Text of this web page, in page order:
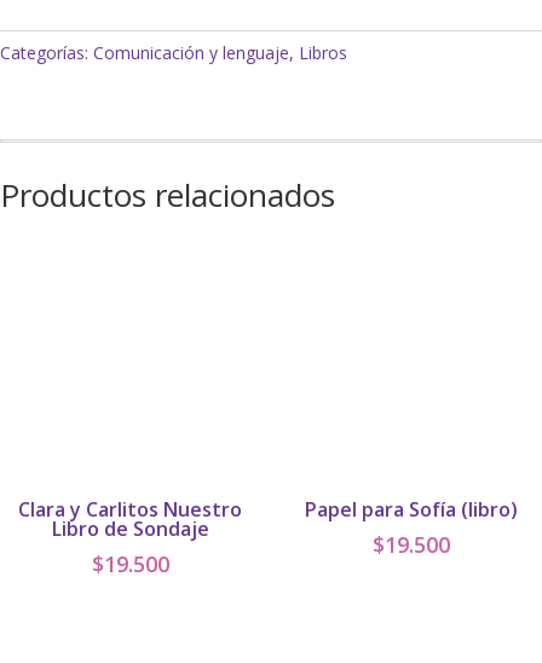
cantidad
Categorías: Comunicación y lenguaje, Libros
Productos relacionados
Clara y Carlitos Nuestro
Libro de Sondaje
$19.500
Papel para Sofía (libro)
$19.500